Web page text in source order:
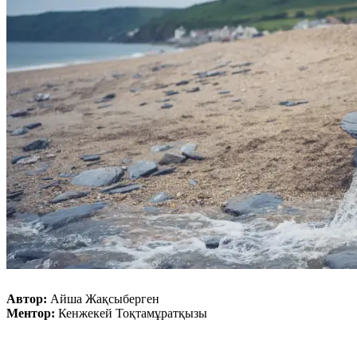
Автор: Айша Жақсыберген
Ментор: Кенжекей Тоқтамұратқызы